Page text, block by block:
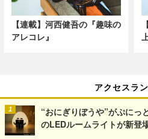
【連載】河西健吾の『趣味の
アレコレ』
アクセスラ
“おにぎりぼうや”がぷに
のLEDルームライトが新登